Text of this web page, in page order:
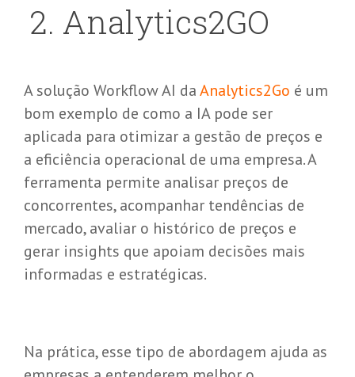
2. Analytics2GO
A solução Workflow AI daAnalytics2Go é um
bom exemplo de como a IA pode ser
aplicada para otimizar a gestão de preços e
a eficiência operacional de uma empresa. A
ferramenta permite analisar preços de
concorrentes, acompanhar tendências de
mercado, avaliar o histórico de preços e
gerar insights que apoiam decisões mais
informadas e estratégicas.
Na prática, esse tipo de abordagem ajuda as